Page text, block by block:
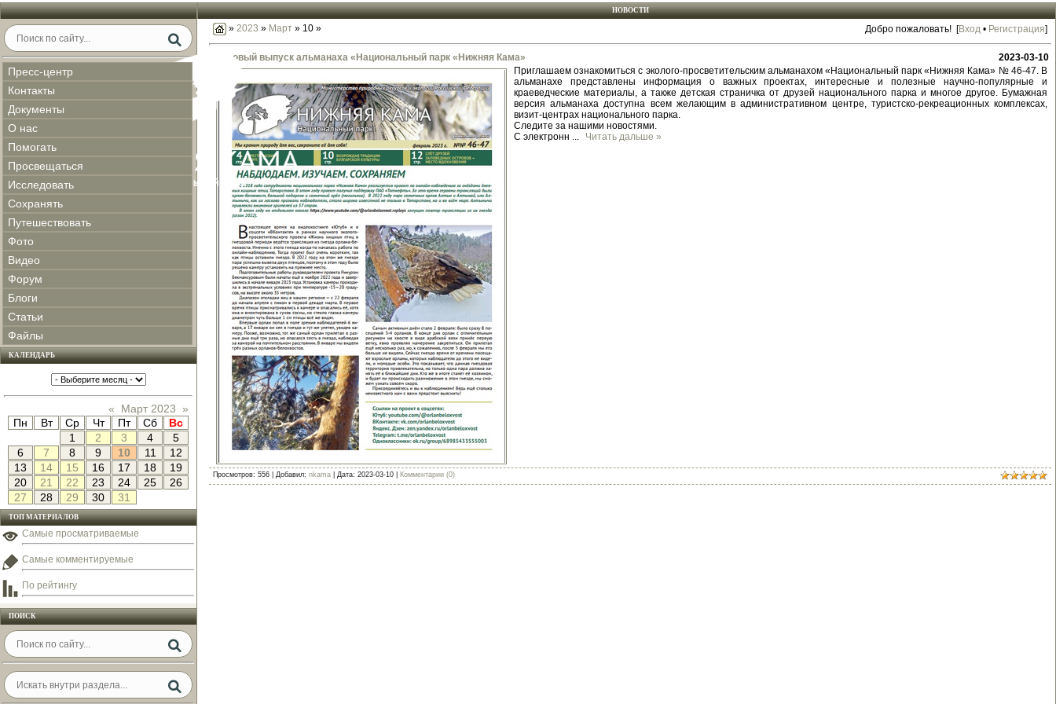
Пресс-центр
Контакты
Документы
О нас
Помогать
Просвещаться
Исследовать
Сохранять
Путешествовать
Фото
Видео
Форум
Блоги
Статьи
Файлы
КАЛЕНДАРЬ
« Март 2023 »
Пн
Вт Ср Чт Пт Сб
Вс
1
2 3 4
5
6
7 8 9 10 11
12
13
14 15 16 17 18
19
20
21 22 23 24 25
26
27
28 29 30 31
ТОП МАТЕРИАЛОВ
Самые просматриваемые
Самые комментируемые
По рейтингу
ПОИСК
НОВОСТИ
» 2023 » Март » 10 » Добро пожаловать! [Вход • Регистрация]
2023-03-10
Новый выпуск альманаха «Национальный парк «Нижняя Кама»
Приглашаем ознакомиться с эколого-просветительским альманахом «Национальный парк «Нижняя Кама» № 46-47. В
альманахе представлены информация о важных проектах, интересные и полезные научно-популярные и
краеведческие материалы, а также детская страничка от друзей национального парка и многое другое. Бумажная
версия альманаха доступна всем желающим в административном центре, туристско-рекреационных комплексах,
визит-центрах национального парка.
Следите за нашими новостями.
С электронн ... Читать дальше »
Просмотров: 556 | Добавил: nkama | Дата: 2023-03-10 Комментарии (0)